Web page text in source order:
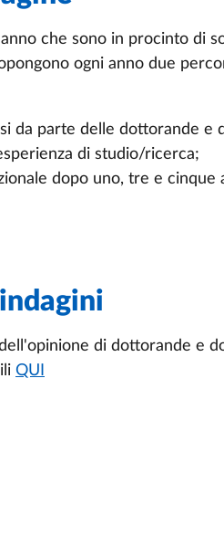
che sono in procinto di
ogni anno due
da parte delle dottorande e
di studio/ricerca;
dopo uno, tre e cinque
di dottorande e
QUI